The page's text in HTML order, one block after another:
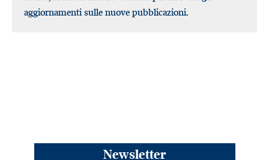
aggiornamenti sulle nuove pubblicazioni.
Newsletter